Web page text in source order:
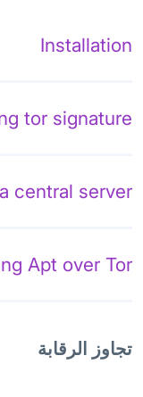
Installation
tor signature
central server
Apt over Tor
تجاوز الرقابة